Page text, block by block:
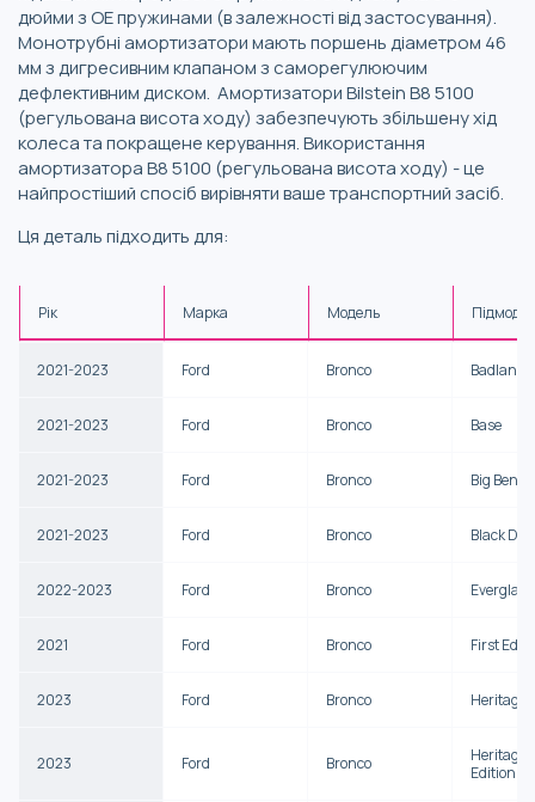
дюйми з ОЕ пружинами (в залежності від застосування).
Монотрубні амортизатори мають поршень діаметром 46
мм з дигресивним клапаном з саморегулюючим
дефлективним диском. Амортизатори Bilstein B8 5100
(регульована висота ходу) забезпечують збільшену хід
колеса та покращене керування. Використання
амортизатора B8 5100 (регульована висота ходу) - це
найпростіший спосіб вирівняти ваше транспортний засіб.
Ця деталь підходить для:
Рік Марка Модель
2021-2023 Ford Bronco Badlands
2021-2023 Ford Bronco Base
2021-2023 Ford Bronco Big Bend
2021-2023 Ford Bronco Black
2022-2023 Ford Bronco
2021 Ford Bronco First
2023 Ford Bronco Heritage
2023 Ford Bronco
Heritage
Edition